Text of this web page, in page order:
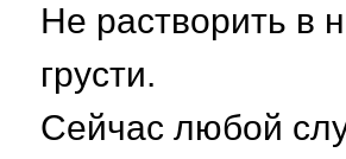
Не растворить в
грусти.
Сейчас любой